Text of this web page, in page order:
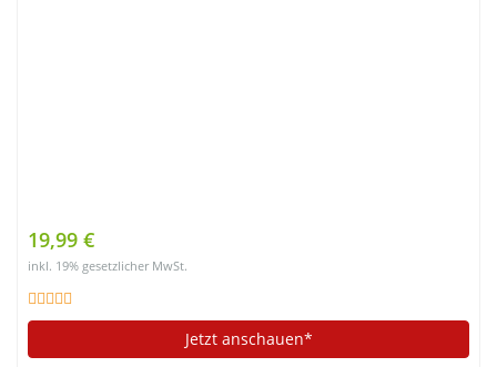
19,99 €
inkl. 19% gesetzlicher MwSt.
Jetzt anschauen*